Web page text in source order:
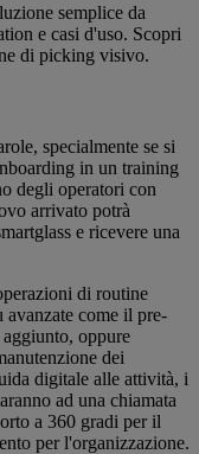
semplice da
e casi d'uso. Scopri
di picking visivo.
specialmente se si
in un training
degli operatori con
arrivato potrà
e ricevere una
di routine
come il pre-
oppure
dei
digitale alle attività, i
ad una chiamata
a 360 gradi per il
per l'organizzazione.